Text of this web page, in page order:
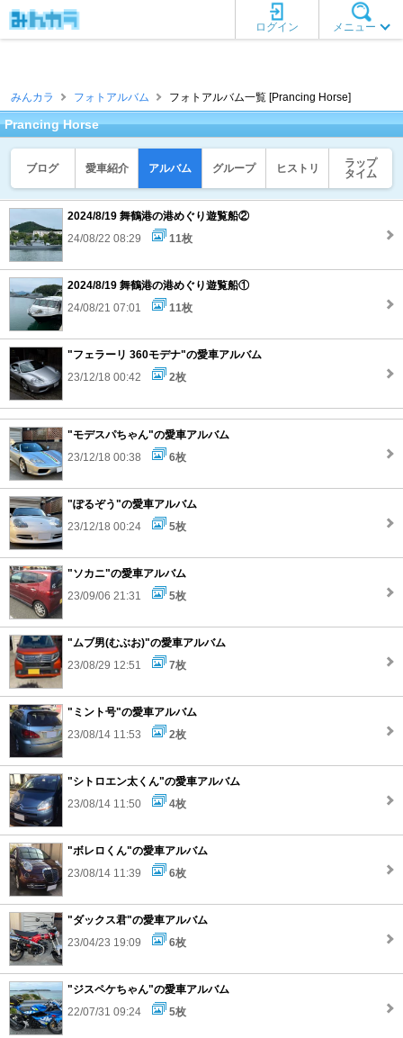
メニュー
ログイン
みんカラ フォトアルバム フォトアルバム一覧 [Prancing Horse]
Prancing Horse
ブログ 愛車紹介 アルバム グループ ヒストリ
ラップ
タイム
2024/8/19 舞鶴港の港めぐり遊覧船②
24/08/22 08:29
11枚
2024/8/19 舞鶴港の港めぐり遊覧船①
24/08/21 07:01
11枚
"フェラーリ 360モデナ"の愛車アルバム
23/12/18 00:42
2枚
"モデスパちゃん"の愛車アルバム
23/12/18 00:38
6枚
"ぽるぞう"の愛車アルバム
23/12/18 00:24
5枚
"ソカニ"の愛車アルバム
23/09/06 21:31
5枚
"ムブ男(むぶお)"の愛車アルバム
23/08/29 12:51
7枚
"ミント号"の愛車アルバム
23/08/14 11:53
2枚
"シトロエン太くん"の愛車アルバム
23/08/14 11:50
4枚
"ボレロくん"の愛車アルバム
23/08/14 11:39
6枚
"ダックス君"の愛車アルバム
23/04/23 19:09
6枚
"ジスペケちゃん"の愛車アルバム
22/07/31 09:24
5枚